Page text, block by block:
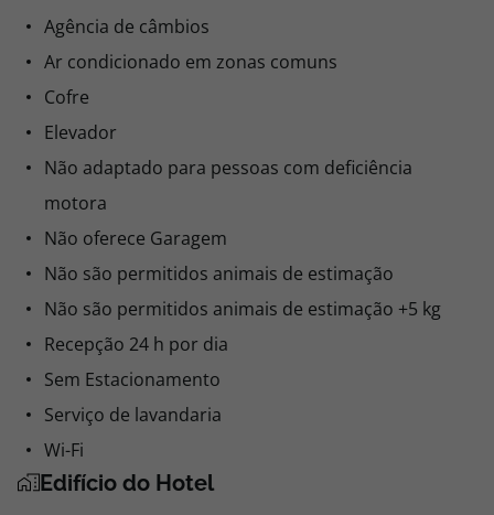
Agência de câmbios
Ar condicionado em zonas comuns
Cofre
Elevador
Não adaptado para pessoas com deficiência
motora
Não oferece Garagem
Não são permitidos animais de estimação
Não são permitidos animais de estimação +5 kg
Recepção 24 h por dia
Sem Estacionamento
Serviço de lavandaria
Wi-Fi
Edifício do Hotel